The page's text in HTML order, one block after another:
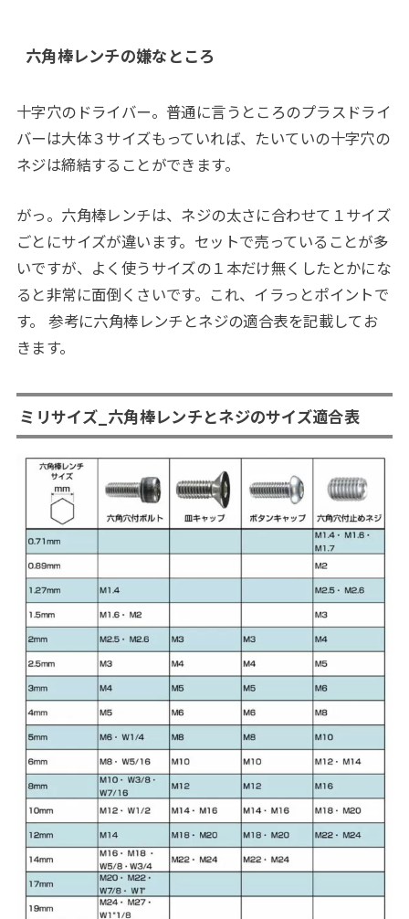
六角棒レンチの嫌なところ
十字穴のドライバー。普通に言うところのプラスドライ
バーは大体３サイズもっていれば、たいていの十字穴の
ネジは締結することができます。
がっ。六角棒レンチは、ネジの太さに合わせて１サイズ
ごとにサイズが違います。セットで売っていることが多
いですが、よく使うサイズの１本だけ無くしたとかにな
ると非常に面倒くさいです。これ、イラっとポイントで
す。 参考に六角棒レンチとネジの適合表を記載してお
きます。
ミリサイズ_六角棒レンチとネジのサイズ適合表